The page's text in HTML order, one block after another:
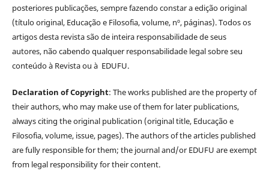
posteriores publicações, sempre fazendo constar a edição original
(título original, Educação e Filosofia, volume, nº, páginas). Todos os
artigos desta revista são de inteira responsabilidade de seus
autores, não cabendo qualquer responsabilidade legal sobre seu
conteúdo à Revista ou à EDUFU.
Declaration of Copyright: The works published are the property of
their authors, who may make use of them for later publications,
always citing the original publication (original title, Educação e
Filosofia, volume, issue, pages). The authors of the articles published
are fully responsible for them; the journal and/or EDUFU are exempt
from legal responsibility for their content.